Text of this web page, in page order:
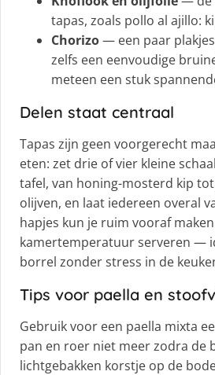
tapas, zoals pollo al ajillo:
Chorizo— een paar
zelfs een eenvoudige
meteen een stuk
Delen staat centraal
Tapas zijn geen voorgerecht
eten: zet drie of vier kleine
tafel, van honing-mosterd kip
olijven, en laat iedereen overal
hapjes kun je ruim vooraf
kamertemperatuur serveren —
borrel zonder stress in de
Tips voor paella en
Gebruik voor een paella mixta
pan en roer niet meer zodra de
lichtgebakken korstje op de